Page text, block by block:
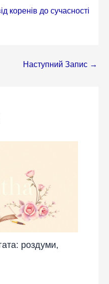
коренів до сучасності
Наступний Запис →
роздуми,